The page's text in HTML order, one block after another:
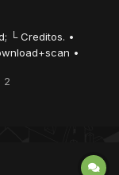
└ Creditos. •
•
dash+v6
2